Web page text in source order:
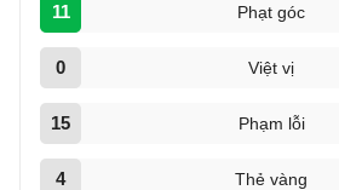
11 Phạt góc
0 Việt vị
15 Phạm lỗi
4 Thẻ vàng